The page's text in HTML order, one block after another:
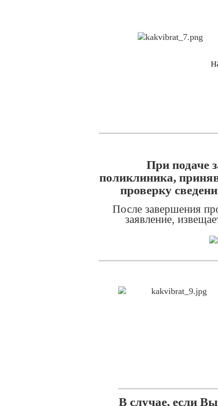
При подаче
поликлиника,
проверку
После завершения
заявление,
В случае, если